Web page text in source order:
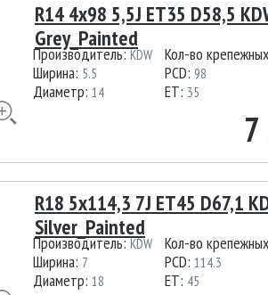
R14 4x98 5,5J ET35 D58,5
Grey_Painted
Производитель:KDW
Ширина: 5.5
Диаметр: 14
Кол-во
PCD: 98
ET: 35
R18 5x114,3 7J ET45 D67,1
Silver_Painted
Производитель:KDW
Ширина: 7
Диаметр: 18
Кол-во
PCD: 114.3
ET: 45